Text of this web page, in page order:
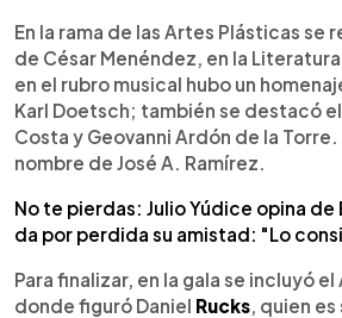
En la rama de las Artes Plásticas
de César Menéndez, en la
en el rubro musical hubo un
Karl Doetsch; también se destacó
Costa y Geovanni Ardón de la Torre.
nombre de José A. Ramírez.
No te pierdas: Julio Yúdice opina de
da por perdida su amistad: "Lo
Para finalizar, en la gala se incluyó
donde figuró Daniel Rucks , quien